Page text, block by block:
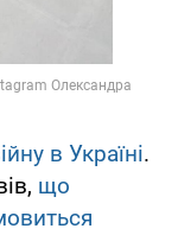
в Україні.
що